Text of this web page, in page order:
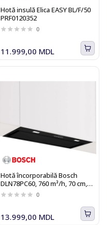
Hotă insulă Elica EASY BL/F/50
PRF0120352
0
11.999,00 MDL
Hotă încorporabilă Bosch
DLN78PC60, 760 m³/h, 70 cm,
negru Seria I 8
0
13.999,00 MDL